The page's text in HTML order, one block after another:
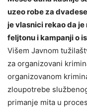
uzeo robe za
je vlasnici rekao da
feljtonu i kampanji o
Višem Javnom
za organizovani
organizovanom
zloupotrebe
primanje mita u